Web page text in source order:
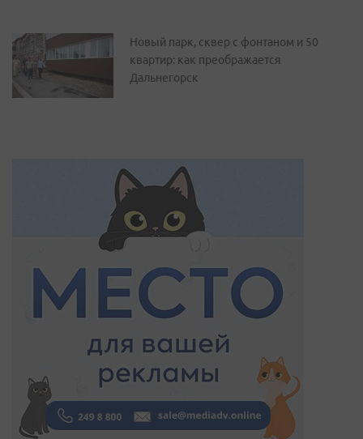
Новый парк, сквер с фонтаном и 50
квартир: как преображается
Дальнегорск